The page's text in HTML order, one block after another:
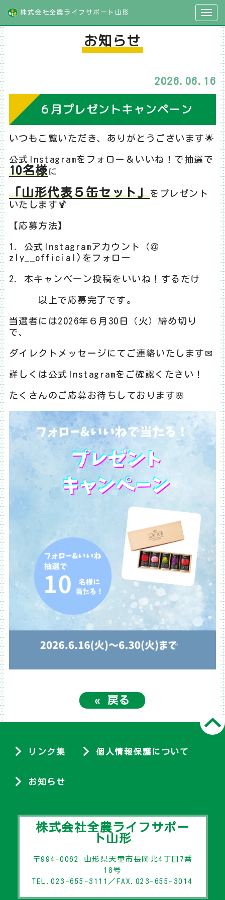
株式会社全農ライフサポート山形
お知らせ
2026.06.16
６月プレゼントキャンペーン
いつもご覧いただき、ありがとうございます🌟
公式Instagramをフォロー＆いいね！で抽選で
10名様に
「山形代表５缶セット」をプレゼント
いたします🍹
【応募方法】
1．公式Instagramアカウント（＠
zly__offici al)をフォロー
2．本キャンペーン投稿をいいね！するだけ
以上で応募完了です。
当選者には2026年６月30日（火）締め切り
で、
ダイレクトメッセージにてご連絡いたします✉
詳しくは公式Instagramをご確認ください！
たくさんのご応募お待ちしております🌸
« 戻る
リンク集 個人情報保護について
お知らせ
株式会社全農ライフサポー
ト山形
〒994-0062 山形県天童市長岡北4丁目7番
18号
TEL.023-655-3111／FAX.023-655-3014